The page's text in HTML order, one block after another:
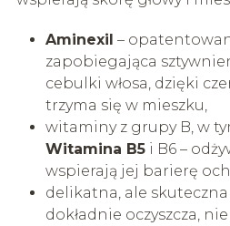
Aminexil –
zapobiegająca
cebulki włosa, dzięki
trzyma się w mieszku,
witaminy z grupy B, w
Witamina B5i B6 –
wspierają jej barierę
delikatna, ale skuteczna
dokładnie oczyszcza,